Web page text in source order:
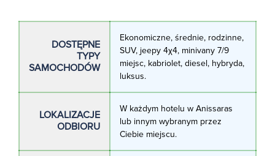
DOSTĘPNE
TYPY
SAMOCHODÓW
Ekonomiczne, średnie, rodzinne,
SUV, jeepy 4χ4, minivany 7/9
miejsc, kabriolet, diesel, hybryda,
luksus.
LOKALIZACJE
ODBIORU
W każdym hotelu w Anissaras
lub innym wybranym przez
Ciebie miejscu.